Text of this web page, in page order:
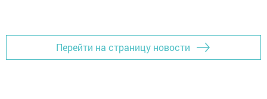
Перейти на страницу новости